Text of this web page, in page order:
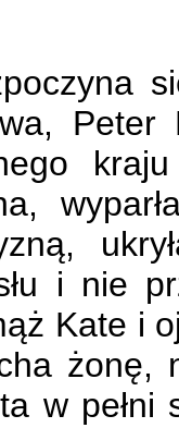
i nie
Kate i
w